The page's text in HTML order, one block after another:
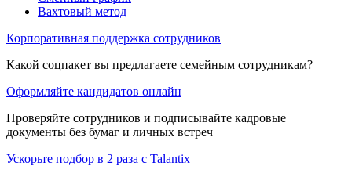
Вахтовый метод
Корпоративная поддержка сотрудников
Какой соцпакет вы предлагаете семейным сотрудникам?
Оформляйте кандидатов онлайн
Проверяйте сотрудников и подписывайте кадровые
документы без бумаг и личных встреч
Ускорьте подбор в 2 раза с Talantix